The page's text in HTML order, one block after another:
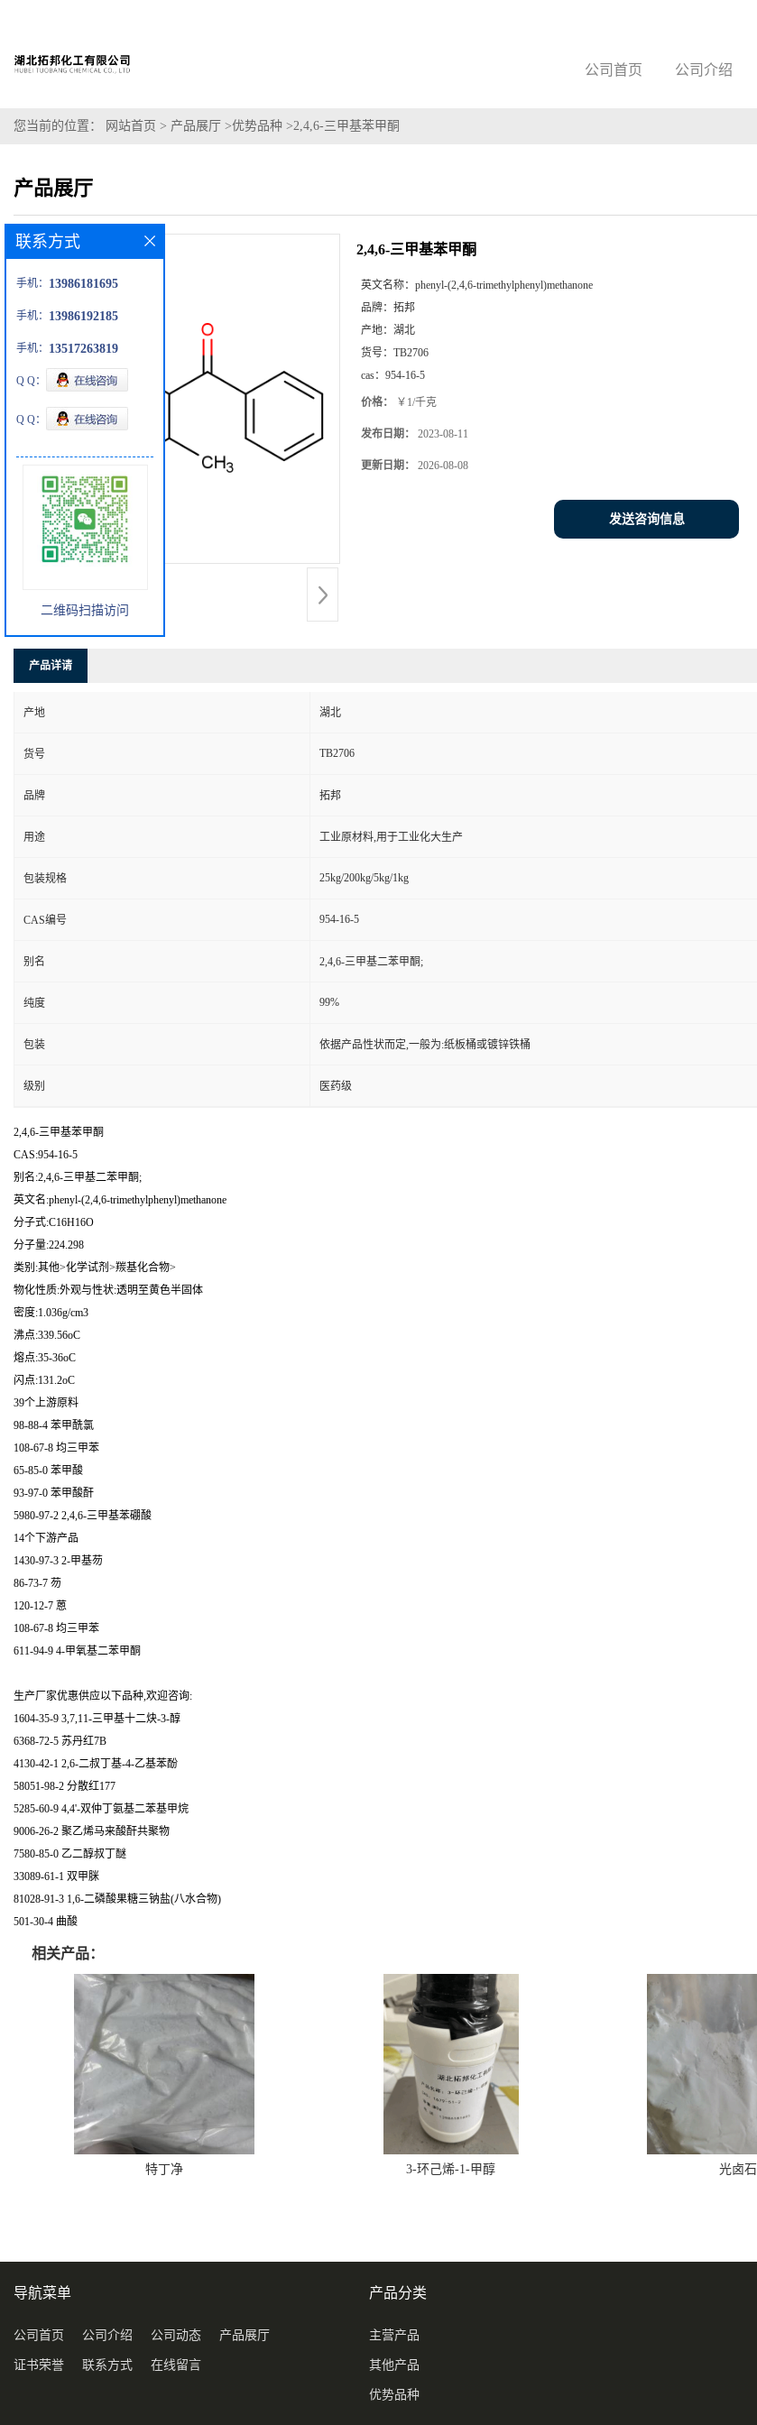
公司首页 公司介绍
您当前的位置： 网站首页 > 产品展厅 >优势品种 >2,4,6-三甲基苯甲酮
产品展厅
2,4,6-三甲基苯甲酮
英文名称： phenyl-(2,4,6-trimethylphenyl)methanone
品牌： 拓邦
产地： 湖北
货号： TB2706
cas： 954-16-5
价格： ￥1/千克
发布日期： 2023-08-11
更新日期： 2026-08-08
发送咨询信息
产品详请
产地 湖北
货号 TB2706
品牌 拓邦
用途 工业原材料,用于工业化大生产
包装规格 25kg/200kg/5kg/1kg
CAS编号 954-16-5
别名 2,4,6-三甲基二苯甲酮;
纯度 99%
包装 依据产品性状而定,一般为:纸板桶或镀锌铁桶
级别 医药级
2,4,6-三甲基苯甲酮
CAS:954-16-5
别名:2,4,6-三甲基二苯甲酮;
英文名:phenyl-(2,4,6-trimethylphenyl)methanone
分子式:C16H16O
分子量:224.298
类别:其他>化学试剂>羰基化合物>
物化性质:外观与性状:透明至黄色半固体
密度:1.036g/cm3
沸点:339.56oC
熔点:35-36oC
闪点:131.2oC
39个上游原料
98-88-4 苯甲酰氯
108-67-8 均三甲苯
65-85-0 苯甲酸
93-97-0 苯甲酸酐
5980-97-2 2,4,6-三甲基苯硼酸
14个下游产品
1430-97-3 2-甲基芴
86-73-7 芴
120-12-7 蒽
108-67-8 均三甲苯
611-94-9 4-甲氧基二苯甲酮
生产厂家优惠供应以下品种,欢迎咨询:
1604-35-9 3,7,11-三甲基十二炔-3-醇
6368-72-5 苏丹红7B
4130-42-1 2,6-二叔丁基-4-乙基苯酚
58051-98-2 分散红177
5285-60-9 4,4'-双仲丁氨基二苯基甲烷
9006-26-2 聚乙烯马来酸酐共聚物
7580-85-0 乙二醇叔丁醚
33089-61-1 双甲脒
81028-91-3 1,6-二磷酸果糖三钠盐(八水合物)
501-30-4 曲酸
相关产品：
特丁净 3-环己烯-1-甲醇 光卤石
联系方式
手机： 13986181695
手机： 13986192185
手机： 13517263819
Q Q：
Q Q：
二维码扫描访问
导航菜单
公司首页 公司介绍 公司动态 产品展厅
证书荣誉 联系方式 在线留言
产品分类
主营产品
其他产品
优势品种